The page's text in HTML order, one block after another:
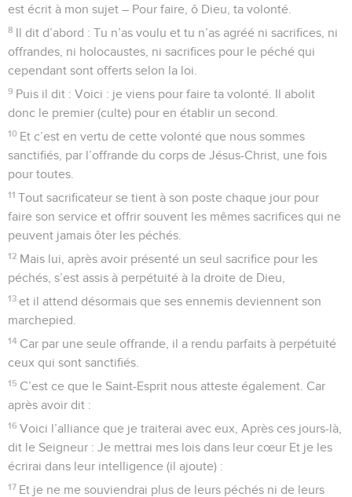
est écrit à mon sujet – Pour faire, ô Dieu, ta volonté.
8 Il dit d’abord : Tu n’as voulu et tu n’as agréé ni sacrifices, ni
offrandes, ni holocaustes, ni sacrifices pour le péché qui
cependant sont offerts selon la loi.
9 Puis il dit : Voici : je viens pour faire ta volonté. Il abolit
donc le premier (culte) pour en établir un second.
10 Et c’est en vertu de cette volonté que nous sommes
sanctifiés, par l’offrande du corps de Jésus-Christ, une fois
pour toutes.
11 Tout sacrificateur se tient à son poste chaque jour pour
faire son service et offrir souvent les mêmes sacrifices qui ne
peuvent jamais ôter les péchés.
12 Mais lui, après avoir présenté un seul sacrifice pour les
péchés, s’est assis à perpétuité à la droite de Dieu,
13 et il attend désormais que ses ennemis deviennent son
marchepied.
14 Car par une seule offrande, il a rendu parfaits à perpétuité
ceux qui sont sanctifiés.
15 C’est ce que le Saint-Esprit nous atteste également. Car
après avoir dit :
16 Voici l’alliance que je traiterai avec eux, Après ces jours-là,
dit le Seigneur : Je mettrai mes lois dans leur cœur Et je les
écrirai dans leur intelligence (il ajoute) :
17 Et je ne me souviendrai plus de leurs péchés ni de leurs